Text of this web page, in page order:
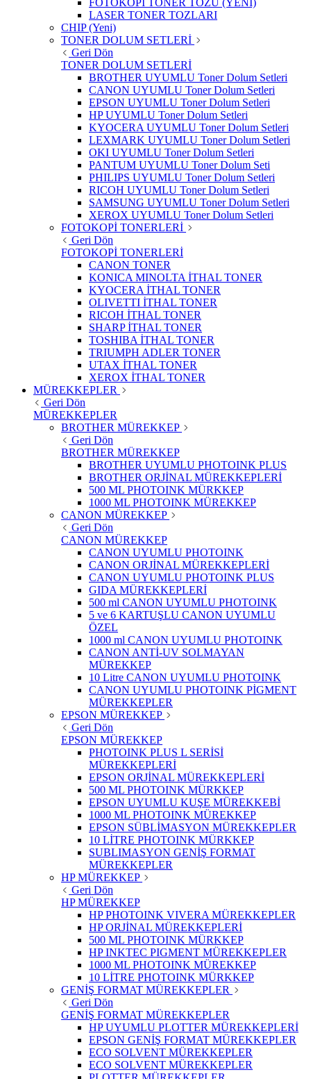
FOTOKOPİ TONER TOZU (YENİ)
LASER TONER TOZLARI
CHIP (Yeni)
TONER DOLUM SETLERİ
Geri Dön
TONER DOLUM SETLERİ
BROTHER UYUMLU Toner Dolum Setleri
CANON UYUMLU Toner Dolum Setleri
EPSON UYUMLU Toner Dolum Setleri
HP UYUMLU Toner Dolum Setleri
KYOCERA UYUMLU Toner Dolum Setleri
LEXMARK UYUMLU Toner Dolum Setleri
OKI UYUMLU Toner Dolum Setleri
PANTUM UYUMLU Toner Dolum Seti
PHILIPS UYUMLU Toner Dolum Setleri
RICOH UYUMLU Toner Dolum Setleri
SAMSUNG UYUMLU Toner Dolum Setleri
XEROX UYUMLU Toner Dolum Setleri
FOTOKOPİ TONERLERİ
Geri Dön
FOTOKOPİ TONERLERİ
CANON TONER
KONICA MINOLTA İTHAL TONER
KYOCERA İTHAL TONER
OLIVETTI İTHAL TONER
RICOH İTHAL TONER
SHARP İTHAL TONER
TOSHIBA İTHAL TONER
TRIUMPH ADLER TONER
UTAX İTHAL TONER
XEROX İTHAL TONER
MÜREKKEPLER
Geri Dön
MÜREKKEPLER
BROTHER MÜREKKEP
Geri Dön
BROTHER MÜREKKEP
BROTHER UYUMLU PHOTOINK PLUS
BROTHER ORJİNAL MÜREKKEPLERİ
500 ML PHOTOINK MÜRKKEP
1000 ML PHOTOINK MÜREKKEP
CANON MÜREKKEP
Geri Dön
CANON MÜREKKEP
CANON UYUMLU PHOTOINK
CANON ORJİNAL MÜREKKEPLERİ
CANON UYUMLU PHOTOINK PLUS
GIDA MÜREKKEPLERİ
500 ml CANON UYUMLU PHOTOINK
5 ve 6 KARTUŞLU CANON UYUMLU
ÖZEL
1000 ml CANON UYUMLU PHOTOINK
CANON ANTİ-UV SOLMAYAN
MÜREKKEP
10 Litre CANON UYUMLU PHOTOINK
CANON UYUMLU PHOTOINK PİGMENT
MÜREKKEPLER
EPSON MÜREKKEP
Geri Dön
EPSON MÜREKKEP
PHOTOINK PLUS L SERİSİ
MÜREKKEPLERİ
EPSON ORJİNAL MÜREKKEPLERİ
500 ML PHOTOINK MÜRKKEP
EPSON UYUMLU KUŞE MÜREKKEBİ
1000 ML PHOTOINK MÜREKKEP
EPSON SÜBLİMASYON MÜREKKEPLER
10 LİTRE PHOTOINK MÜRKKEP
SUBLIMASYON GENİŞ FORMAT
MÜREKKEPLER
HP MÜREKKEP
Geri Dön
HP MÜREKKEP
HP PHOTOINK VIVERA MÜREKKEPLER
HP ORJİNAL MÜREKKEPLERİ
500 ML PHOTOINK MÜRKKEP
HP INKTEC PIGMENT MÜREKKEPLER
1000 ML PHOTOINK MÜREKKEP
10 LİTRE PHOTOINK MÜRKKEP
GENİŞ FORMAT MÜREKKEPLER
Geri Dön
GENİŞ FORMAT MÜREKKEPLER
HP UYUMLU PLOTTER MÜREKKEPLERİ
EPSON GENİŞ FORMAT MÜREKKEPLER
ECO SOLVENT MÜREKKEPLER
ECO SOLVENT MÜREKKEPLER